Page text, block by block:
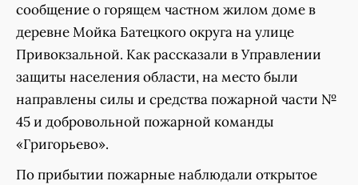
сообщение о горящем частном жилом доме в
деревне Мойка Батецкого округа на улице
Привокзальной. Как рассказали в Управлении
защиты населения области, на место были
направлены силы и средства пожарной части №
45 и добровольной пожарной команды
«Григорьево».
По прибытии пожарные наблюдали открытое